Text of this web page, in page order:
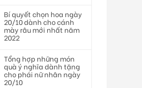
Bí quyết chọn hoa ngày
20/10 dành cho cánh
mày râu mới nhất năm
2022
Tổng hợp những món
quà ý nghĩa dành tặng
cho phái nữ nhân ngày
20/10